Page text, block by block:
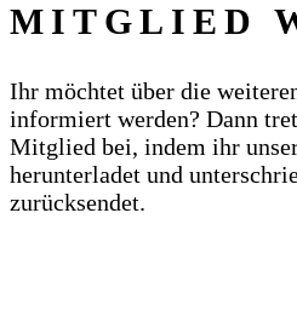
MITGLIED
Ihr möchtet über die
informiert werden? Dann
Mitglied bei, indem ihr
herunterladet und
zurücksendet.